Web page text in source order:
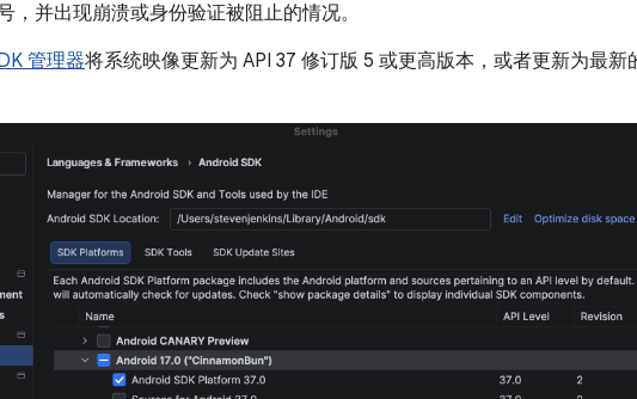
，并出现崩溃或身份验证被阻止的情况。
管理器将系统映像更新为 API 37 修订版 5 或更高版本，或者更新为最新